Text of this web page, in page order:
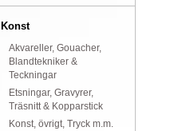
Konst
Akvareller, Gouacher,
Blandtekniker &
Teckningar
Etsningar, Gravyrer,
Träsnitt & Kopparstick
Konst, övrigt, Tryck m.m.